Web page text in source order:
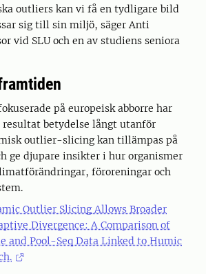
outliers kan vi få en tydligare bild
sig till sin miljö, säger Anti
vid SLU och en av studiens seniora
på europeisk abborre har
resultat betydelse långt utanför
outlier-slicing kan tillämpas på
ge djupare insikter i hur organismer
föroreningar och
Outlier Slicing Allows Broader
Divergence: A Comparison of
and Pool-Seq Data Linked to Humic